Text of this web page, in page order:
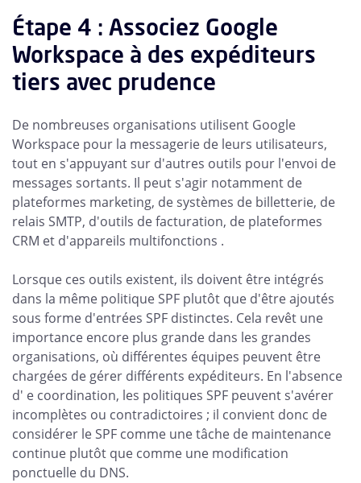
Étape 4 : Associez Google
Workspace à des expéditeurs
tiers avec prudence
De nombreuses organisations utilisent Google
Workspace pour la messagerie de leurs utilisateurs,
tout en s'appuyant sur d'autres outils pour l'envoi de
messages sortants. Il peut s'agir notamment de
plateformes marketing, de systèmes de billetterie, de
relais SMTP, d'outils de facturation, de plateformes
CRM et d'appareils multifonctions .
Lorsque ces outils existent, ils doivent être intégrés
dans la même politique SPF plutôt que d'être ajoutés
sous forme d'entrées SPF distinctes. Cela revêt une
importance encore plus grande dans les grandes
organisations, où différentes équipes peuvent être
chargées de gérer différents expéditeurs. En l'absence
d' e coordination, les politiques SPF peuvent s'avérer
incomplètes ou contradictoires ; il convient donc de
considérer le SPF comme une tâche de maintenance
continue plutôt que comme une modification
ponctuelle du DNS.